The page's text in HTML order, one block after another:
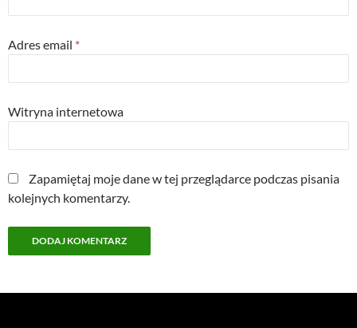
Adres email *
Witryna internetowa
Zapamiętaj moje dane w tej przeglądarce podczas pisania
kolejnych komentarzy.